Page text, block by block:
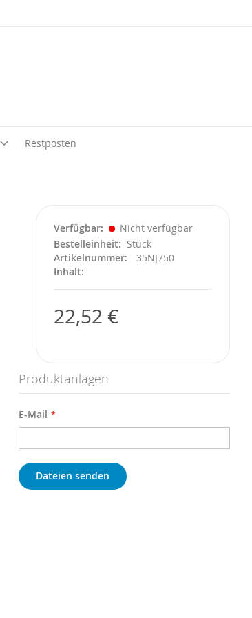
Restposten
Verfügbar
Nicht verfügbar
Bestelleinheit
Stück
Artikelnummer
35NJ750
Inhalt
22,52 €
Produktanlagen
E-Mail
Dateien senden